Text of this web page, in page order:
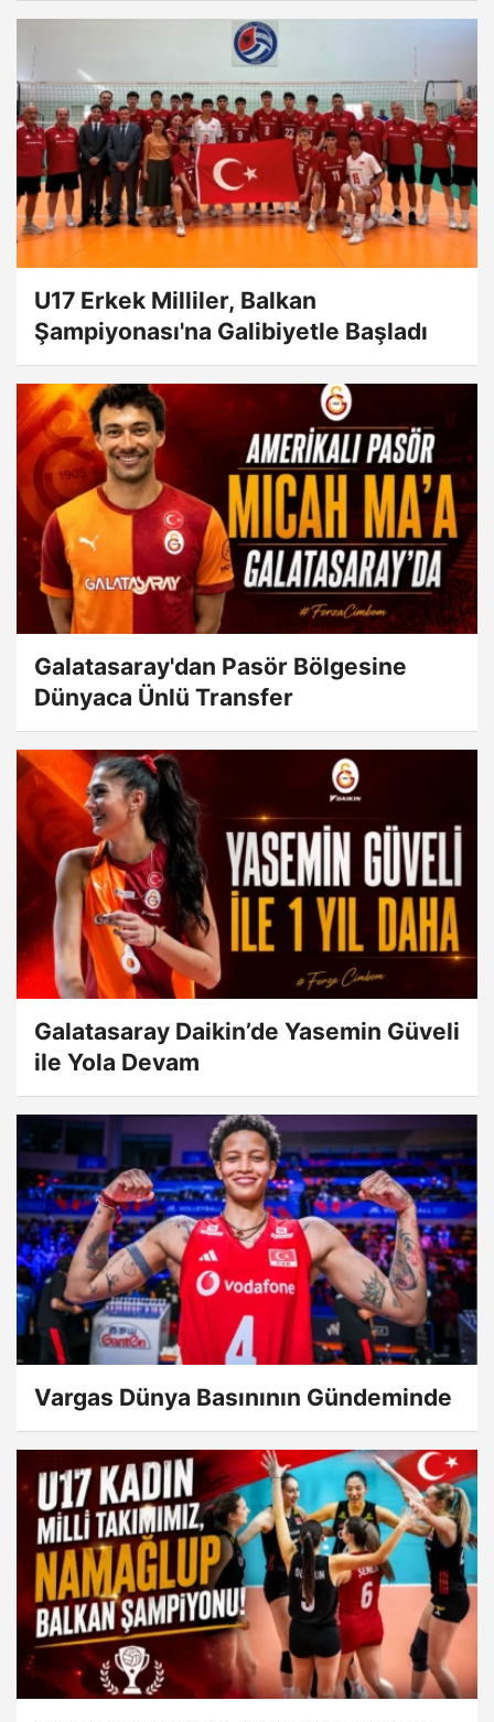
U17 Erkek Milliler, Balkan
Şampiyonası'na Galibiyetle Başladı
Galatasaray'dan Pasör Bölgesine
Dünyaca Ünlü Transfer
Galatasaray Daikin’de Yasemin Güveli
ile Yola Devam
Vargas Dünya Basınının Gündeminde